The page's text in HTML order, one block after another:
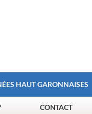
HAUT GARONNAISES
CONTACT